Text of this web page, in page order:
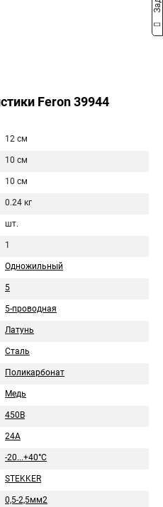
Feron 39944
12 см
10 см
10 см
0.24 кг
шт.
1
Одножильный
5
5-проводная
Латунь
Сталь
Поликарбонат
Медь
450В
24A
-20...+40°C
STEKKER
0,5-2,5мм2